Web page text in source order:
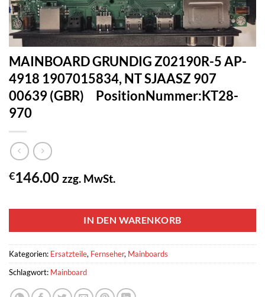
MAINBOARD GRUNDIG Z02190R-5 AP-
4918 1907015834, NT SJAASZ 907
00639 (GBR) PositionNummer:KT28-
970
€146.00 zzg. MwSt.
IN DEN WARENKORB
Kategorien: Ersatzteile, Fernseher, Mainboards
Schlagwort: Mainboard